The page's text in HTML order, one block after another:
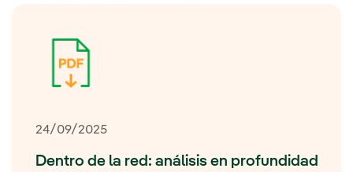
24/09/2025
Dentro de la red: análisis en profundidad